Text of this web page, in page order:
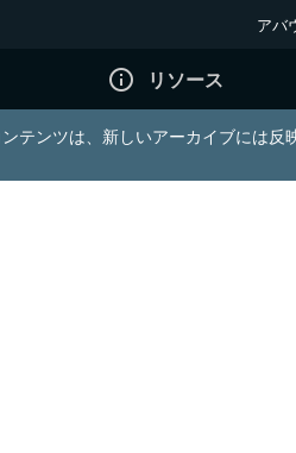
アバ
info_outline リソース
テンツは、新しいアーカイブには反